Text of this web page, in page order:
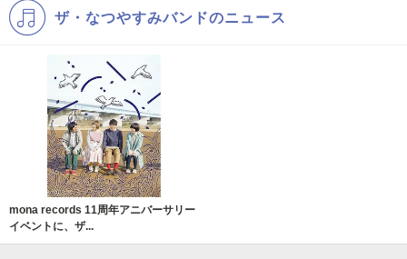
ザ・なつやすみバンドのニュース
mona records 11周年アニバーサリー
イベントに、ザ...